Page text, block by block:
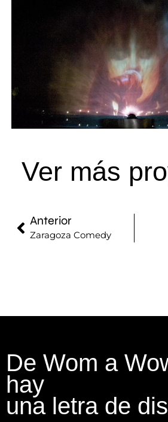
Ver más
Anterior
Zaragoza Comedy
De Wom a
hay
una letra de